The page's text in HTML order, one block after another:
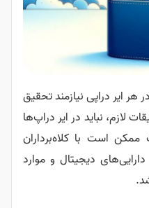
ایر دراپی نیازمند تحقیق
لازم، نباید در ایر دراپ‌ها
است با کلاه‌برداران
دیجیتال و موارد